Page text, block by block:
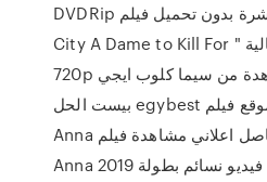
DVDRip شاهد مباشرة بدون تحميل فيلم BluRay Sin
City A Dame to Kill For " بجودة عالية HD BluRay
720p مترجم عربي مشاهدة من سيما كلوب ايجي
بيست الحل egybest فشار حصرياً على موقع فيلم
Anna مترجم كامل مباشر فاصل اعلاني مشاهدة فيلم
Anna 2019 مترجم اون لاين ايموشن فيديو نسائم بطولة